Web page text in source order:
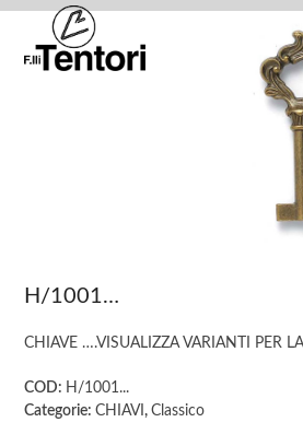
Skip
content
Open
mobile
Close
mobile
H/1001…
CHIAVE ….VISUALIZZA VARIANTI PER
COD: H/1001...
Categorie:CHIAVI,Classico